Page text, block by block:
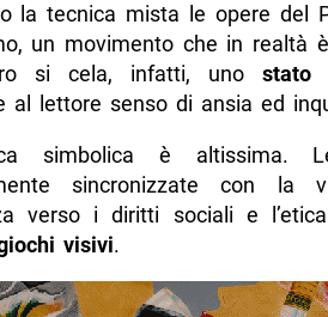
la tecnica mista le opere del
un movimento che in realtà
si cela, infatti, unostato
al lettore senso di ansia ed
simbolica è altissima.
sincronizzate con la
verso i diritti sociali e
visivi.